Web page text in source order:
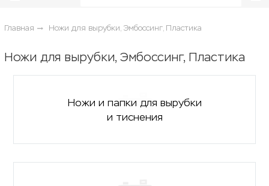
Главная Ножи для вырубки, Эмбоссинг, Пластика
Ножи для вырубки, Эмбоссинг, Пластика
Ножи и папки для вырубки
и тиснения